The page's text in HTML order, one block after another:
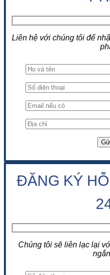
Liên hệ với chúng tôi để
ĐĂNG KÝ
Chúng tôi sẽ liên lạc lại